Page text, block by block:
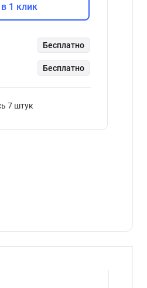
1 клик
Бесплатно
Бесплатно
7 штук